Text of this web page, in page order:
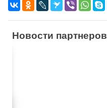
Новости партнеров